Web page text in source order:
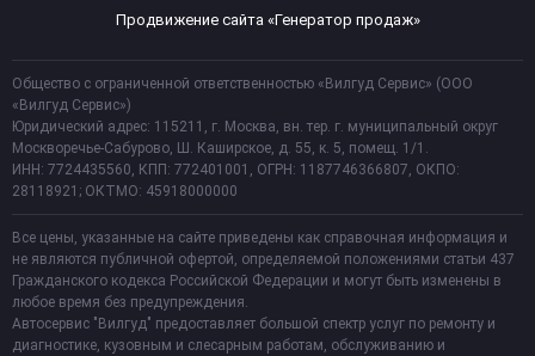
Продвижение сайта «Генератор продаж»
Общество с ограниченной ответственностью «Вилгуд Сервис» (ООО
«Вилгуд Сервис»)
Юридический адрес: 115211, г. Москва, вн. тер. г. муниципальный округ
Москворечье-Сабурово, Ш. Каширское, д. 55, к. 5, помещ. 1/1.
ИНН: 7724435560, КПП: 772401001, ОГРН: 1187746366807, ОКПО:
28118921; ОКТМО: 45918000000
Все цены, указанные на сайте приведены как справочная информация и
не являются публичной офертой, определяемой положениями статьи 437
Гражданского кодекса Российской Федерации и могут быть изменены в
любое время без предупреждения.
Автосервис "Вилгуд" предоставляет большой спектр услуг по ремонту и
диагностике, кузовным и слесарным работам, обслуживанию и